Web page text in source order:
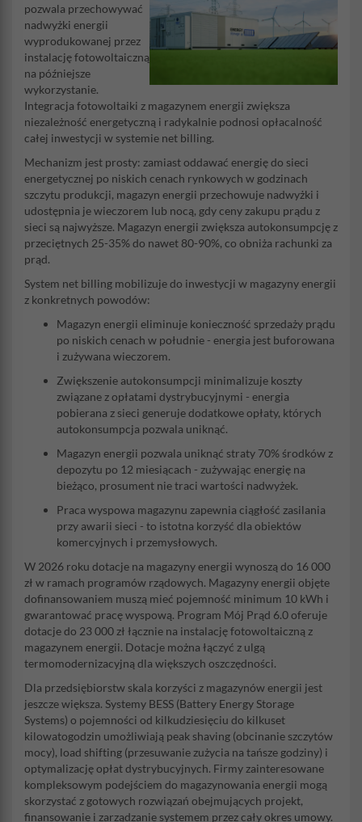
pozwala przechowywać
nadwyżki energii
wyprodukowanej przez
instalację fotowoltaiczną
na późniejsze
wykorzystanie.
Integracja fotowoltaiki z magazynem energii zwiększa
niezależność energetyczną i radykalnie podnosi opłacalność
całej inwestycji w systemie net billing.
Mechanizm jest prosty: zamiast oddawać energię do sieci
energetycznej po niskich cenach rynkowych w godzinach
szczytu produkcji, magazyn energii przechowuje nadwyżki i
udostępnia je wieczorem lub nocą, gdy ceny zakupu prądu z
sieci są najwyższe. Magazyn energii zwiększa autokonsumpcję z
przeciętnych 25-35% do nawet 80-90%, co obniża rachunki za
prąd.
System net billing mobilizuje do inwestycji w magazyny energii
z konkretnych powodów:
Magazyn energii eliminuje konieczność sprzedaży prądu
po niskich cenach w południe - energia jest buforowana
i zużywana wieczorem.
Zwiększenie autokonsumpcji minimalizuje koszty
związane z opłatami dystrybucyjnymi - energia
pobierana z sieci generuje dodatkowe opłaty, których
autokonsumpcja pozwala uniknąć.
Magazyn energii pozwala uniknąć straty 70% środków z
depozytu po 12 miesiącach - zużywając energię na
bieżąco, prosument nie traci wartości nadwyżek.
Praca wyspowa magazynu zapewnia ciągłość zasilania
przy awarii sieci - to istotna korzyść dla obiektów
komercyjnych i przemysłowych.
W 2026 roku dotacje na magazyny energii wynoszą do 16 000
zł w ramach programów rządowych. Magazyny energii objęte
dofinansowaniem muszą mieć pojemność minimum 10 kWh i
gwarantować pracę wyspową. Program Mój Prąd 6.0 oferuje
dotacje do 23 000 zł łącznie na instalację fotowoltaiczną z
magazynem energii. Dotacje można łączyć z ulgą
termomodernizacyjną dla większych oszczędności.
Dla przedsiębiorstw skala korzyści z magazynów energii jest
jeszcze większa. Systemy BESS (Battery Energy Storage
Systems) o pojemności od kilkudziesięciu do kilkuset
kilowatogodzin umożliwiają peak shaving (obcinanie szczytów
mocy), load shifting (przesuwanie zużycia na tańsze godziny) i
optymalizację opłat dystrybucyjnych. Firmy zainteresowane
kompleksowym podejściem do magazynowania energii mogą
skorzystać z gotowych rozwiązań obejmujących projekt,
finansowanie i zarządzanie systemem przez cały okres umowy.